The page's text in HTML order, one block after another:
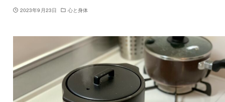
2023年9月23日 心と身体